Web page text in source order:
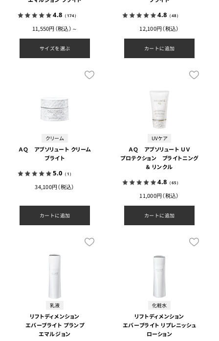
4.8 （174）
11,550円（税込）～
サイズを選ぶ
4.8 （48）
12,100円（税込）
カートに追加
クリーム
ＡＱ アブソリュート クリーム
ブライト
5.0 （1）
34,100円（税込）
カートに追加
UVケア
ＡＱ アブソリュート ＵＶ
プロテクション ブライトニング
＆ リンクル
4.8 （65）
11,000円（税込）
カートに追加
乳液
リフトディメンション
エバーブライト プランプ
エマルジョン
化粧水
リフトディメンション
エバーブライト リプレニッシュ
ローション